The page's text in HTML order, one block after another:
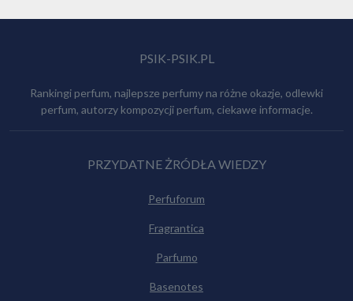
PSIK-PSIK.PL
Rankingi perfum, najlepsze perfumy na różne okazje, odlewki
perfum, autorzy kompozycji perfum, ciekawe informacje.
PRZYDATNE ŻRÓDŁA WIEDZY
Perfuforum
Fragrantica
Parfumo
Basenotes